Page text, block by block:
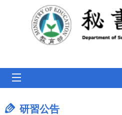
跳到主要內容區塊
研習公告